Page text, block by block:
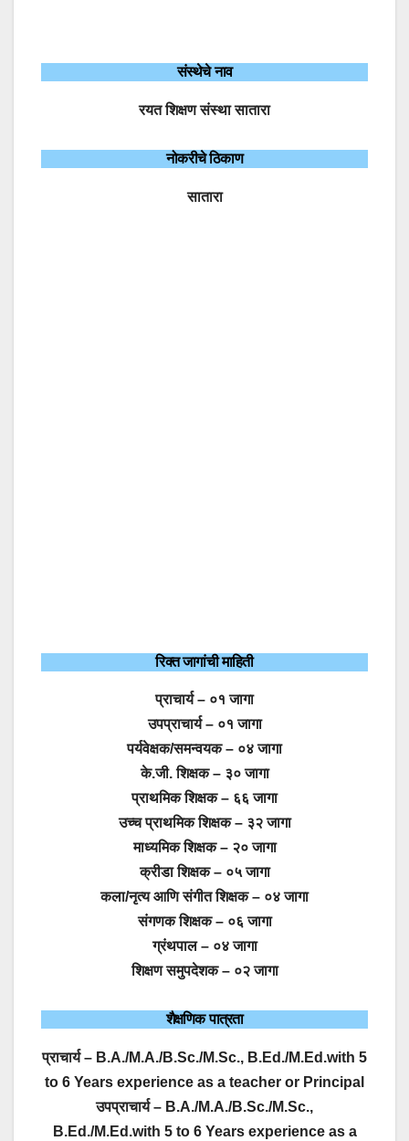
संस्थेचे नाव
रयत शिक्षण संस्था सातारा
नोकरीचे ठिकाण
सातारा
रिक्त जागांची माहिती
प्राचार्य – ०१ जागा
उपप्राचार्य – ०१ जागा
पर्यवेक्षक/समन्वयक – ०४ जागा
के.जी. शिक्षक – ३० जागा
प्राथमिक शिक्षक – ६६ जागा
उच्च प्राथमिक शिक्षक – ३२ जागा
माध्यमिक शिक्षक – २० जागा
क्रीडा शिक्षक – ०५ जागा
कला/नृत्य आणि संगीत शिक्षक – ०४ जागा
संगणक शिक्षक – ०६ जागा
ग्रंथपाल – ०४ जागा
शिक्षण समुपदेशक – ०२ जागा
शैक्षणिक पात्रता
प्राचार्य – B.A./M.A./B.Sc./M.Sc., B.Ed./M.Ed.with 5
to 6 Years experience as a teacher or Principal
उपप्राचार्य – B.A./M.A./B.Sc./M.Sc.,
B.Ed./M.Ed.with 5 to 6 Years experience as a